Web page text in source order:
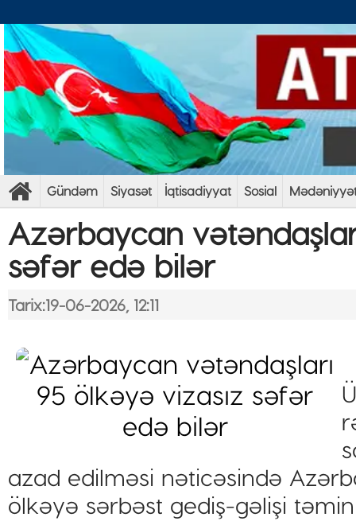
Gündəm Siyasət İqtisadiyyat Sosial
Azərbaycan
səfər edə bilər
Tarix:19-06-2026, 12:11
azad edilməsi nəticəsində
ölkəyə sərbəst gediş-gəlişi